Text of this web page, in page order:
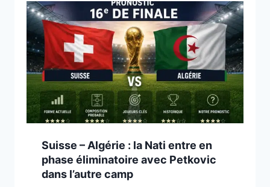
Suisse – Algérie : la Nati entre en
phase éliminatoire avec Petkovic
dans l’autre camp